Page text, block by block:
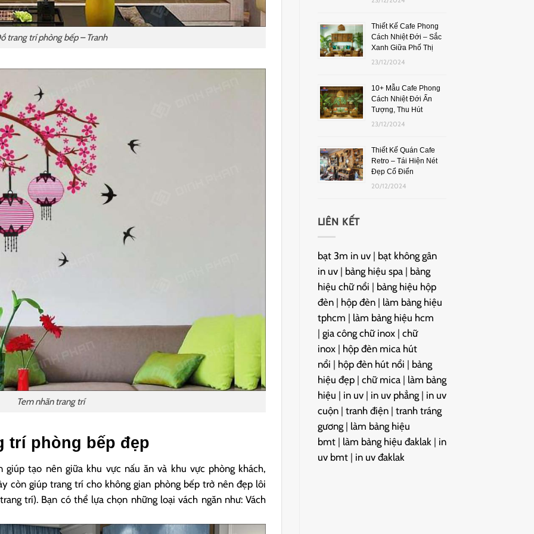
trang trí phòng bếp – Tranh
Tem nhãn trang trí
trí phòng bếp đẹp
giúp tạo nên giữa khu vực nấu ăn và khu vực phòng khách,
còn giúp trang trí cho không gian phòng bếp trở nên đẹp lôi
trí). Bạn có thể lựa chọn những loại vách ngăn như: Vách
Thiết Kế Cafe Phong
Cách Nhiệt Đới – Sắc
Xanh Giữa Phố Thị
23/12/2024
10+ Mẫu Cafe Phong
Cách Nhiệt Đới Ấn
Tượng, Thu Hút
23/12/2024
Thiết Kế Quán Cafe
Retro – Tái Hiện Nét
Đẹp Cổ Điển
20/12/2024
LIÊN KẾT
bạt 3m in uv| bạt không gân
in uv| bảng hiệu spa| bảng
hiệu chữ nổi | bảng hiệu hộp
đèn| hộp đèn| làm bảng hiệu
tphcm | làm bảng hiệu hcm
| gia công chữ inox| chữ
inox| hộp đèn mica hút
nổi | hộp đèn hút nổi | bảng
hiệu đẹp| chữ mica| làm bảng
hiệu | in uv| in uv phẳng| in uv
cuộn| tranh điện| tranh tráng
gương| làm bảng hiệu
bmt| làm bảng hiệu đaklak | in
uv bmt| in uv đaklak